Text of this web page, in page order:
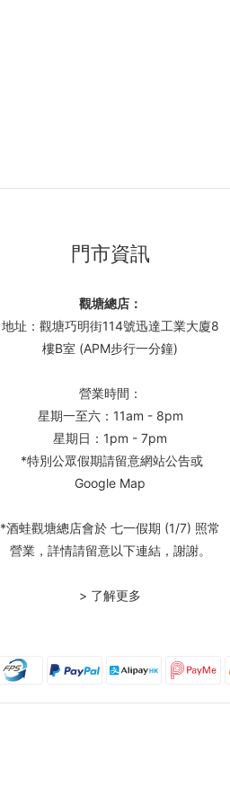
門市資訊
觀塘總店：
地址：觀塘巧明街114號迅達工業大廈8
樓B室 (APM步行一分鐘)
營業時間：
星期一至六：11am - 8pm
星期日：1pm - 7pm
*特別公眾假期請留意網站公告或
Google Map
*酒蛙觀塘總店會於 七一假期 (1/7) 照常
營業，詳情請留意以下連結，謝謝。
> 了解更多